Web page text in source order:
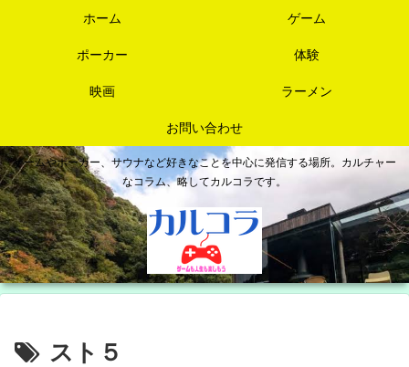
ゲームやポーカー、サウナなど好きなことを中心に発信する場所。カルチャー
なコラム、略してカルコラです。
ホーム ゲーム
ポーカー 体験
映画 ラーメン
お問い合わせ
スト５